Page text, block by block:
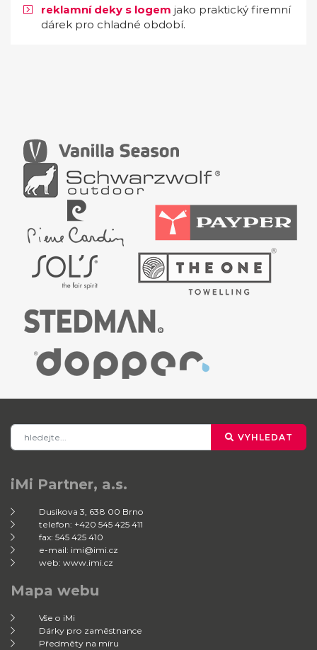
reklamní deky s logem jako praktický firemní
dárek pro chladné období.
VYHLEDAT
iMi Partner, a.s.
Dusíkova 3, 638 00 Brno
telefon: +420 545 425 411
fax: 545 425 410
e-mail: imi@imi.cz
web: www.imi.cz
Mapa webu
Vše o iMi
Dárky pro zaměstnance
Předměty na míru